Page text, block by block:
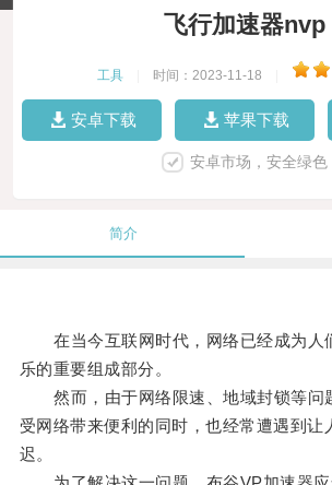
飞行加速器nvp
工具 时间：2023-11-18
安卓下载 苹果下载
安卓市场，安全绿色
简介
在当今互联网时代，网络已经成为人
乐的重要组成部分。
然而，由于网络限速、地域封锁等问
受网络带来便利的同时，也经常遭遇到让
迟。